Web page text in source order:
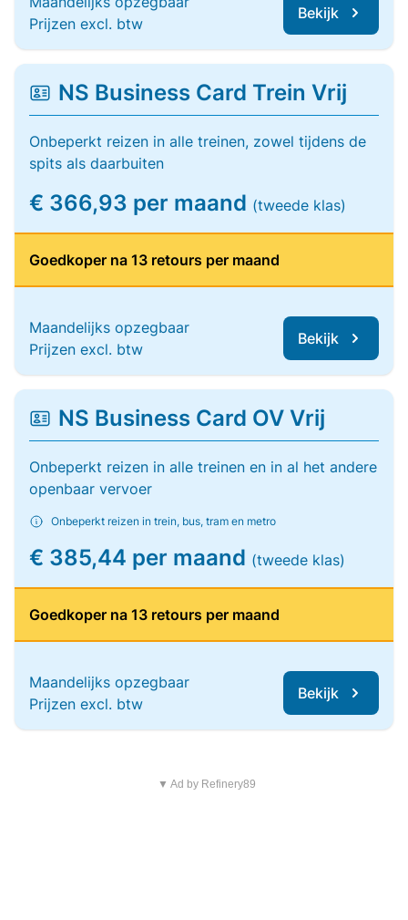
Prijzen excl. btw
Bekijk
NS Business Card Trein Vrij
Onbeperkt reizen in alle treinen, zowel tijdens de
spits als daarbuiten
€ 366,93 per maand (tweede klas)
Goedkoper na 13 retours per maand
Maandelijks opzegbaar
Prijzen excl. btw
Bekijk
NS Business Card OV Vrij
Onbeperkt reizen in alle treinen en in al het andere
openbaar vervoer
Onbeperkt reizen in trein, bus, tram en metro
€ 385,44 per maand (tweede klas)
Goedkoper na 13 retours per maand
Maandelijks opzegbaar
Prijzen excl. btw
Bekijk
▼ Ad by Refinery89